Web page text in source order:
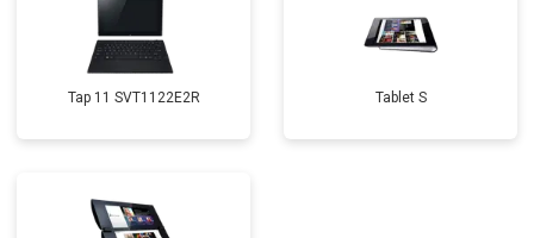
Tap 11 SVT1122E2R Tablet S